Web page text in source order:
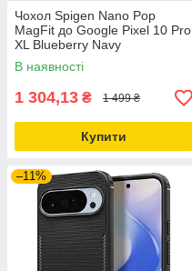
Чохол Spigen Nano Pop
MagFit до Google Pixel 10 Pro
XL Blueberry Navy
(ACS09734)
В наявності
1 304,13 ₴ 1 499 ₴
Купити
–11%